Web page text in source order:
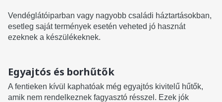
Vendéglátóiparban vagy nagyobb családi háztartásokban,
esetleg saját termények esetén veheted jó hasznát
ezeknek a készülékeknek.
Egyajtós és borhűtők
A fentieken kívül kaphatóak még egyajtós kivitelű hűtők,
amik nem rendelkeznek fagyasztó résszel. Ezek jók